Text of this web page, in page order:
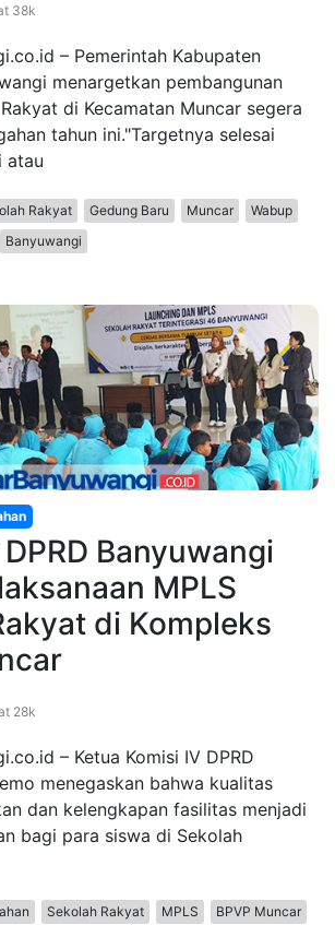
38k
– Pemerintah Kabupaten
menargetkan pembangunan
di Kecamatan Muncar segera
tahun ini."Targetnya selesai
atau
Rakyat Gedung Baru Muncar
Wabup
Banyuwangi
Banyuwangi
MPLS
di Kompleks
28k
– Ketua Komisi IV DPRD
menegaskan bahwa kualitas
dan kelengkapan fasilitas menjadi
bagi para siswa di Sekolah
Sekolah Rakyat MPLS
BPVP Muncar